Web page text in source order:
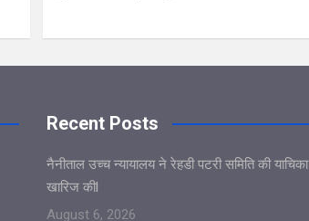
Recent Posts
नैनीताल उच्च न्यायालय ने रेहडी पटरी समिति की याचिका
खारिज कीl
August 6, 2026